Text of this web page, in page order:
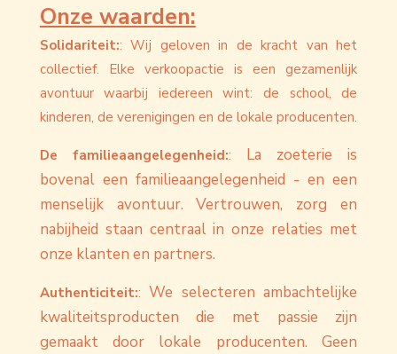
Onze waarden:
Solidariteit::Wij geloven in de kracht van het
collectief. Elke verkoopactie is een gezamenlijk
avontuur waarbij iedereen wint: de school, de
kinderen, de verenigingen en de lokale producenten.
De familieaangelegenheid:: La zoeterie is
bovenal een familieaangelegenheid - en een
menselijk avontuur. Vertrouwen, zorg en
nabijheid staan centraal in onze relaties met
onze klanten en partners.
Authenticiteit::We selecteren ambachtelijke
kwaliteitsproducten die met passie zijn
gemaakt door lokale producenten. Geen